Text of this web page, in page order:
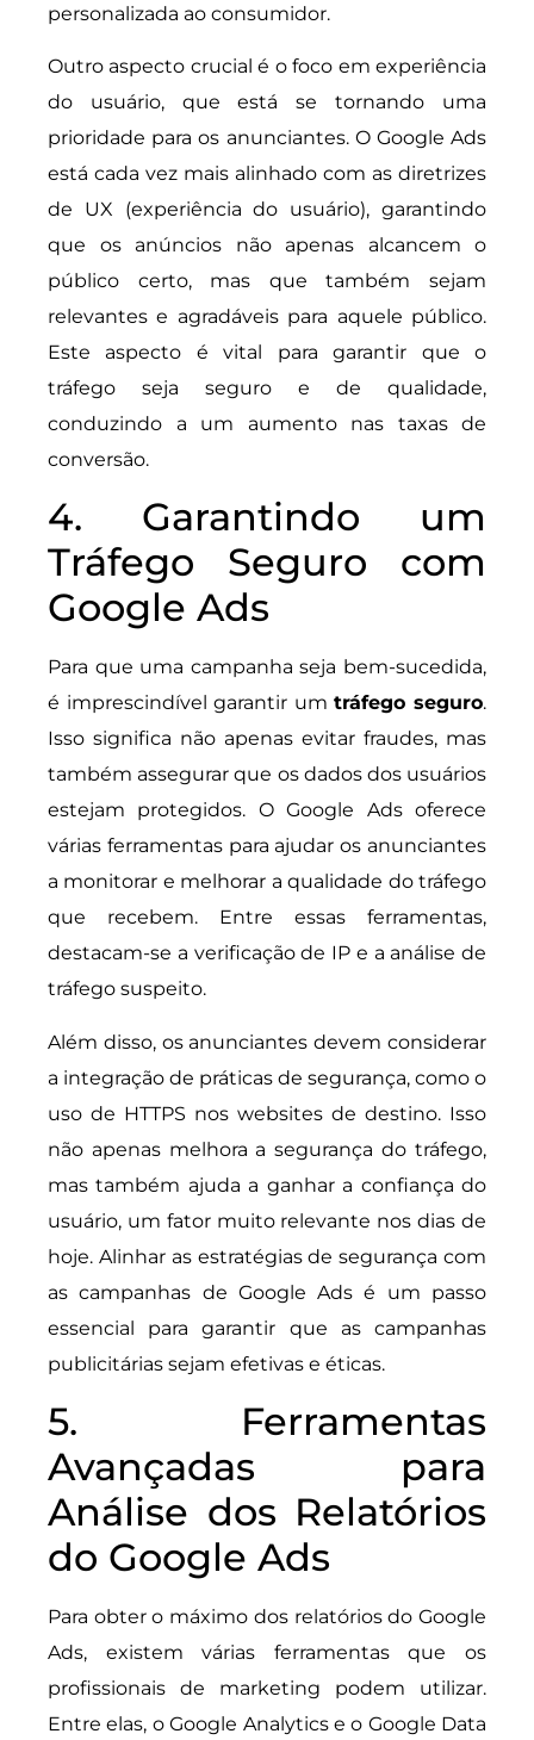
personalizada ao consumidor.
Outro aspecto crucial é o foco em experiência
do usuário, que está se tornando uma
prioridade para os anunciantes. O Google Ads
está cada vez mais alinhado com as diretrizes
de UX (experiência do usuário), garantindo
que os anúncios não apenas alcancem o
público certo, mas que também sejam
relevantes e agradáveis para aquele público.
Este aspecto é vital para garantir que o
tráfego seja seguro e de qualidade,
conduzindo a um aumento nas taxas de
conversão.
4. Garantindo um
Tráfego Seguro com
Google Ads
Para que uma campanha seja bem-sucedida,
é imprescindível garantir umtráfego seguro.
Isso significa não apenas evitar fraudes, mas
também assegurar que os dados dos usuários
estejam protegidos. O Google Ads oferece
várias ferramentas para ajudar os anunciantes
a monitorar e melhorar a qualidade do tráfego
que recebem. Entre essas ferramentas,
destacam-se a verificação de IP e a análise de
tráfego suspeito.
Além disso, os anunciantes devem considerar
a integração de práticas de segurança, como o
uso de HTTPS nos websites de destino. Isso
não apenas melhora a segurança do tráfego,
mas também ajuda a ganhar a confiança do
usuário, um fator muito relevante nos dias de
hoje. Alinhar as estratégias de segurança com
as campanhas de Google Ads é um passo
essencial para garantir que as campanhas
publicitárias sejam efetivas e éticas.
5. Ferramentas
Avançadas para
Análise dos Relatórios
do Google Ads
Para obter o máximo dos relatórios do Google
Ads, existem várias ferramentas que os
profissionais de marketing podem utilizar.
Entre elas, o Google Analytics e o Google Data